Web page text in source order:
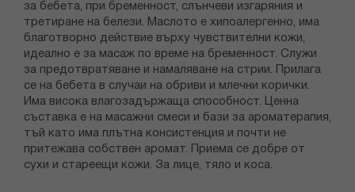
за бебета, при бременност, слънчеви изгаряния и
третиране на белези. Маслото е хипоалергенно, има
благотворно действие върху чувствителни кожи,
идеално е за масаж по време на бременност. Служи
за предотвратяване и намаляване на стрии. Прилага
се на бебета в случаи на обриви и млечни корички.
Има висока влагозадържаща способност. Ценна
съставка е на масажни смеси и бази за ароматерапия,
тъй като има плътна консистенция и почти не
притежава собствен аромат. Приема се добре от
сухи и стареещи кожи. За лице, тяло и коса.